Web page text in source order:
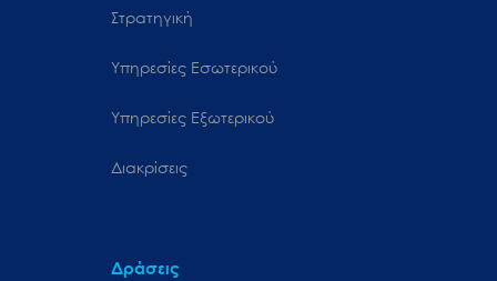
Στρατηγική
Υπηρεσίες Εσωτερικού
Υπηρεσίες Εξωτερικού
Διακρίσεις
Δράσεις